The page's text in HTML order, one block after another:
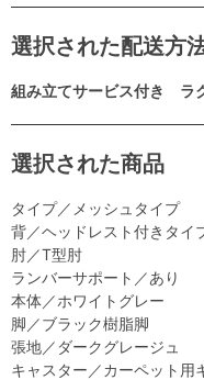
選択された配送方
組み立てサービス付き ラ
選択された商品
タイプ／メッシュタイプ
背／ヘッドレスト付きタイ
肘／T型肘
ランバーサポート／あり
本体／ホワイトグレー
脚／ブラック樹脂脚
張地／ダークグレージュ
キャスター／カーペット用